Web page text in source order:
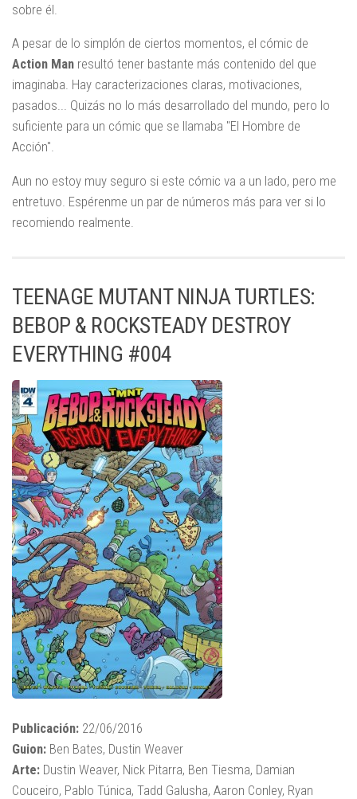
sobre él.
A pesar de lo simplón de ciertos momentos, el cómic de
Action Man resultó tener bastante más contenido del que
imaginaba. Hay caracterizaciones claras, motivaciones,
pasados... Quizás no lo más desarrollado del mundo, pero lo
suficiente para un cómic que se llamaba "El Hombre de
Acción".
Aun no estoy muy seguro si este cómic va a un lado, pero me
entretuvo. Espérenme un par de números más para ver si lo
recomiendo realmente.
TEENAGE MUTANT NINJA TURTLES:
BEBOP & ROCKSTEADY DESTROY
EVERYTHING #004
Publicación: 22/06/2016
Guion: Ben Bates, Dustin Weaver
Arte: Dustin Weaver, Nick Pitarra, Ben Tiesma, Damian
Couceiro, Pablo Túnica, Tadd Galusha, Aaron Conley, Ryan